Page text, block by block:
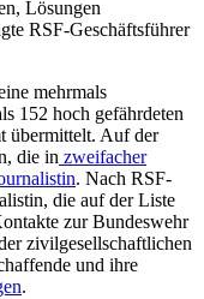
Lösungen
RSF-Geschäftsführer
mehrmals
152 hoch gefährdeten
übermittelt. Auf der
die in zweifacher
. Nach RSF-
die auf der Liste
zur Bundeswehr
zivilgesellschaftlichen
und ihre
.